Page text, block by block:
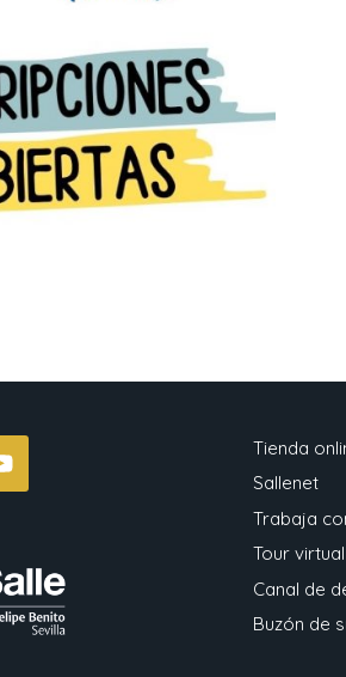
Tienda
Sallenet
Trabaja
Tour virtual
Canal de
Buzón de